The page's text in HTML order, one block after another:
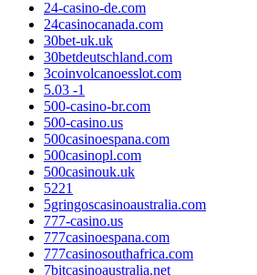
24-casino-de.com
24casinocanada.com
30bet-uk.uk
30betdeutschland.com
3coinvolcanoesslot.com
5.03 -1
500-casino-br.com
500-casino.us
500casinoespana.com
500casinopl.com
500casinouk.uk
5221
5gringoscasinoaustralia.com
777-casino.us
777casinoespana.com
777casinosouthafrica.com
7bitcasinoaustralia.net